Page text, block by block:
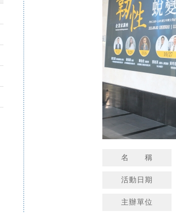
p
p
i
b
o
名 稱
活動日期
主辦單位